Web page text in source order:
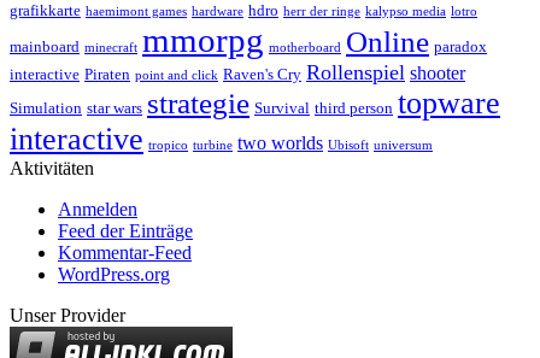
grafikkarte haemimont games hardware hdro herr der ringe kalypso media lotro
mainboard minecraft mmorpg motherboard Online paradox
interactive Piraten point and click Raven's Cry Rollenspiel shooter
Simulation star wars strategie Survival third person topware
interactive tropico turbine two worlds Ubisoft universum
Aktivitäten
Anmelden
Feed der Einträge
Kommentar-Feed
WordPress.org
Unser Provider